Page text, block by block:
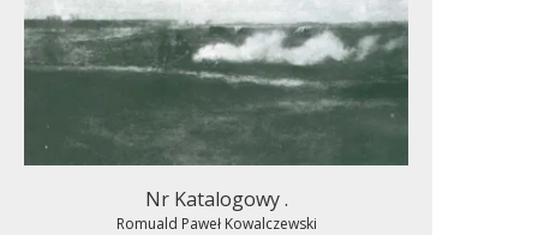
Nr Katalogowy .
Romuald Paweł Kowalczewski